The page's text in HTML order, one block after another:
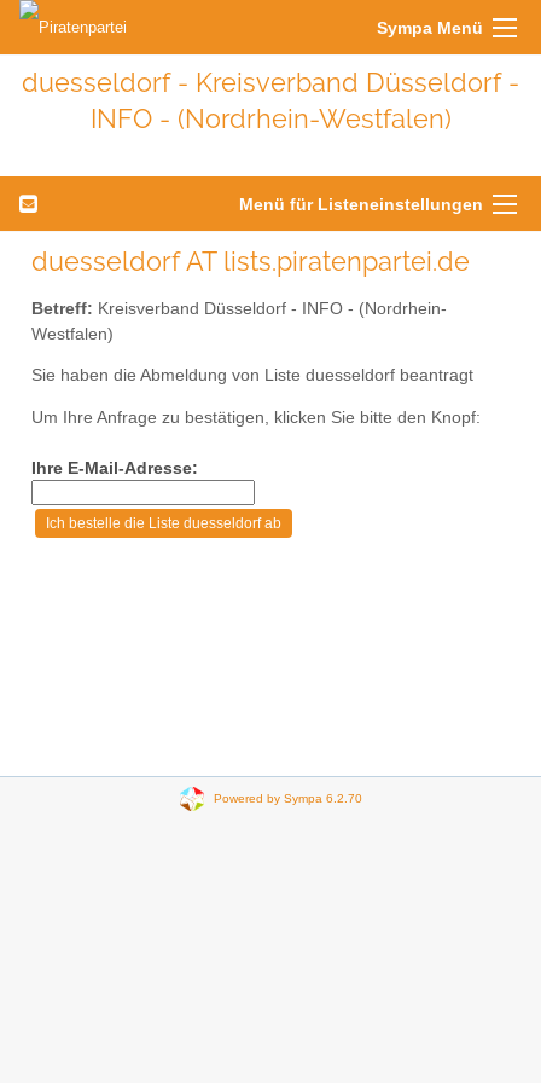
Sympa Menü
duesseldorf - Kreisverband Düsseldorf -
INFO - (Nordrhein-Westfalen)
Menü für Listeneinstellungen
duesseldorf AT lists.piratenpartei.de
Betreff: Kreisverband Düsseldorf - INFO - (Nordrhein-
Westfalen)
Sie haben die Abmeldung von Liste duesseldorf beantragt
Um Ihre Anfrage zu bestätigen, klicken Sie bitte den Knopf:
Ihre E-Mail-Adresse:
Powered by Sympa 6.2.70